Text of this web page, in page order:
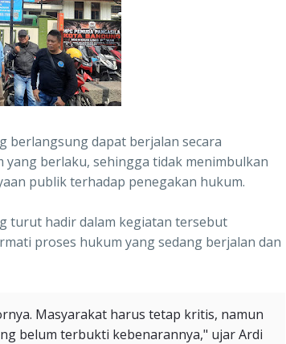
berlangsung dapat berjalan secara
berlaku, sehingga tidak menimbulkan
publik terhadap penegakan hukum.
turut hadir dalam kegiatan tersebut
proses hukum yang sedang berjalan dan
Masyarakat harus tetap kritis, namun
belum terbukti kebenarannya," ujar Ardi